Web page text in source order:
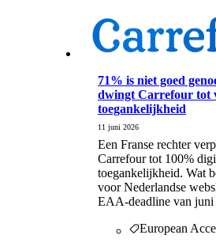
71% is niet goed
dwingt Carrefour tot
toegankelijkheid
11 juni 2026
Een Franse rechter
Carrefour tot 100%
toegankelijkheid. Wat
voor Nederlandse
EAA-deadline van juni
European